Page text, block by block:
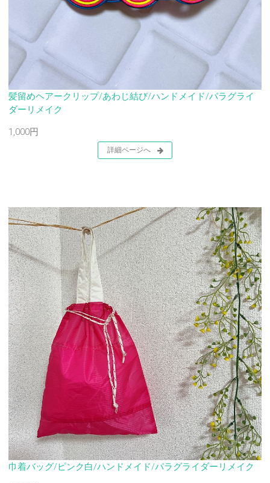
髪留めヘアークリップ/あわじ結び/ハンドメイド/パラグライ
ダーリメイク
1,000円
詳細ページへ
巾着バッグ/ピンク白/ハンドメイド/パラグライダーリメイク